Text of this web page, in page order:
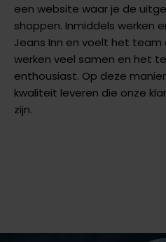
een website waar je de
shoppen. Inmiddels werken
Jeans Inn en voelt het team
werken veel samen en het
enthousiast. Op deze
kwaliteit leveren die onze
zijn.